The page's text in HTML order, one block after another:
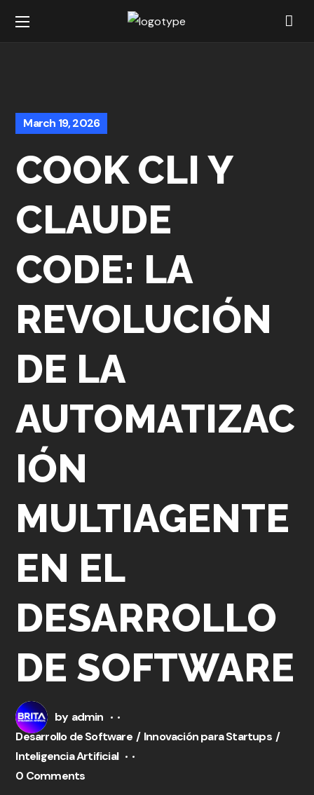
March 19, 2026
COOK CLI Y
CLAUDE
CODE: LA
REVOLUCIÓN
DE LA
AUTOMATIZAC
IÓN
MULTIAGENTE
EN EL
DESARROLLO
DE SOFTWARE
by admin
Desarrollo de Software
Innovación para Startups
Inteligencia Artificial
0 Comments